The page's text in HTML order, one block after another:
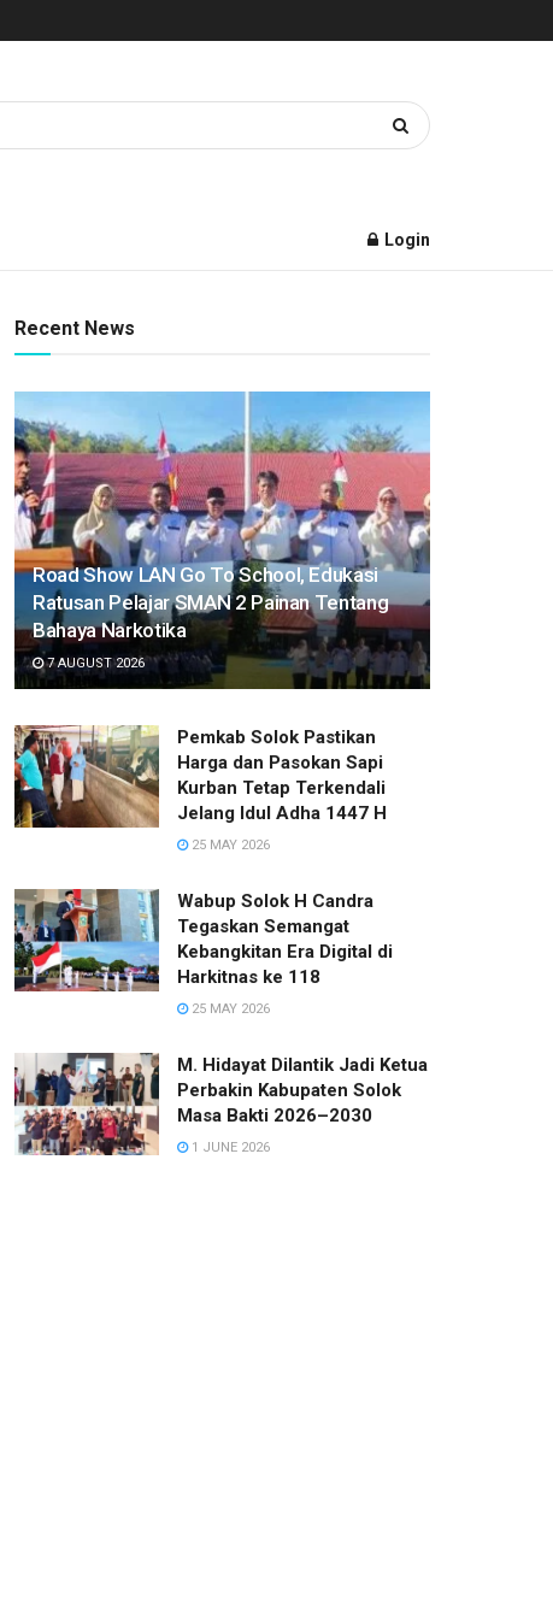
Login
Recent News
Road Show LAN Go To School, Edukasi
Ratusan Pelajar SMAN 2 Painan Tentang
Bahaya Narkotika
7 AUGUST 2026
Pemkab Solok Pastikan
Harga dan Pasokan Sapi
Kurban Tetap Terkendali
Jelang Idul Adha 1447 H
25 MAY 2026
Wabup Solok H Candra
Tegaskan Semangat
Kebangkitan Era Digital di
Harkitnas ke 118
25 MAY 2026
M. Hidayat Dilantik Jadi Ketua
Perbakin Kabupaten Solok
Masa Bakti 2026–2030
1 JUNE 2026